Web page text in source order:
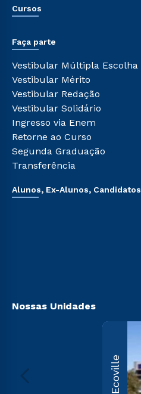
Sala de Imprensa
Sou Colaborador
Ética e Integridade
Cursos
Pós-graduação
Cursos de Medicina
Cursos Livres
Cursos Técnicos
Cursos Profissionalizantes
Faça parte
Vestibular Múltipla Escolha
Vestibular Mérito
Vestibular Redação
Vestibular Solidário
Ingresso via Enem
Retorne ao Curso
Segunda Graduação
Transferência
Alunos, Ex-Alunos, Candidatos
Nossas Unidades
Ecoville